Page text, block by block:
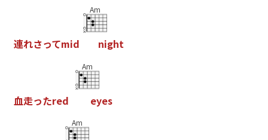
連れさってmid
Am
night
血走ったred
Am
eyes
Am